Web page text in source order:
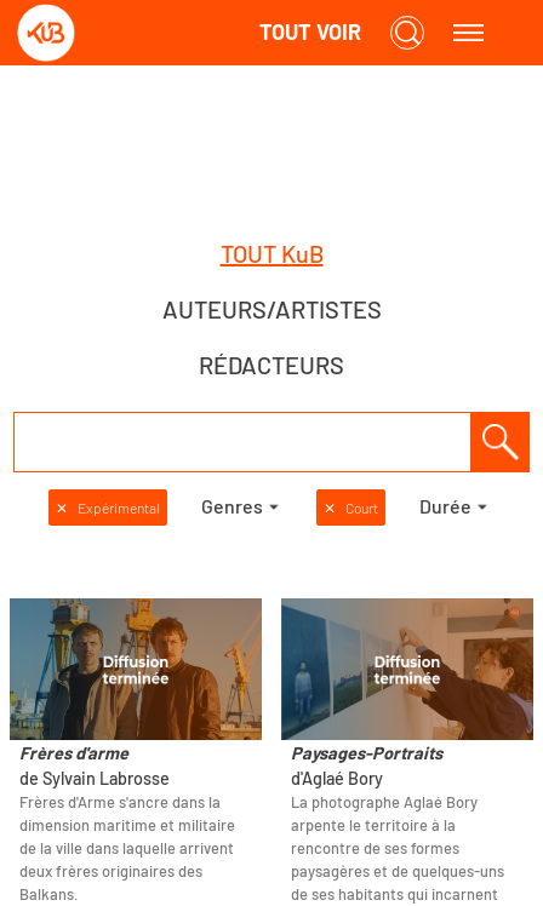
TOUT VOIR
TOUT KuB
AUTEURS/ARTISTES
RÉDACTEURS
✕ Expérimental Genres ✕ Court Durée
Frères d'arme
de Sylvain Labrosse
Frères d'Arme s'ancre dans la
dimension maritime et militaire
de la ville dans laquelle arrivent
deux frères originaires des
Balkans.
Paysages-Portraits
d'Aglaé Bory
La photographe Aglaé Bory
arpente le territoire à la
rencontre de ses formes
paysagères et de quelques-uns
de ses habitants qui incarnent